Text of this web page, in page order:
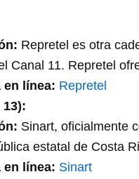
Repretel es otra
Canal 11. Repretel
en línea: Repretel
Sinart, oficialmente
estatal de Costa
en línea: Sinart